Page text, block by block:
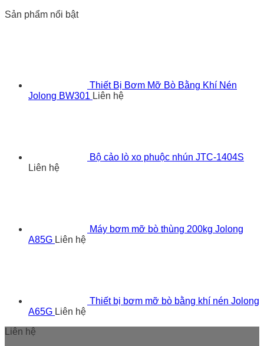
Sản phẩm nổi bật
Thiết Bị Bơm Mỡ Bò Bằng Khí Nén
Jolong BW301 Liên hệ
Bộ cảo lò xo phuộc nhún JTC-1404S
Liên hệ
Máy bơm mỡ bò thùng 200kg Jolong
A85G Liên hệ
Thiết bị bơm mỡ bò bằng khí nén Jolong
A65G Liên hệ
Liên hệ